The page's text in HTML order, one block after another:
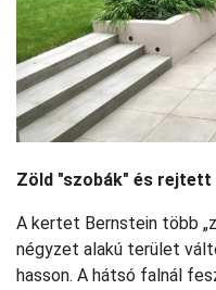
Zöld "szobák" és rejtett
A kertet Bernstein több
négyzet alakú terület
hasson. A hátsó falnál